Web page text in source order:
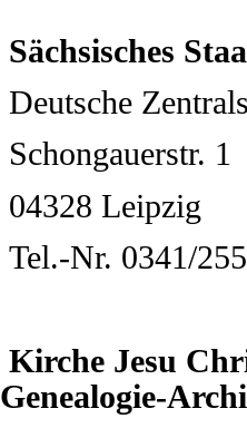
Sächsisches
Deutsche
Schongauerstr. 1
04328 Leipzig
Tel.-Nr. 0341/
Kirche Jesu
Genealogie-